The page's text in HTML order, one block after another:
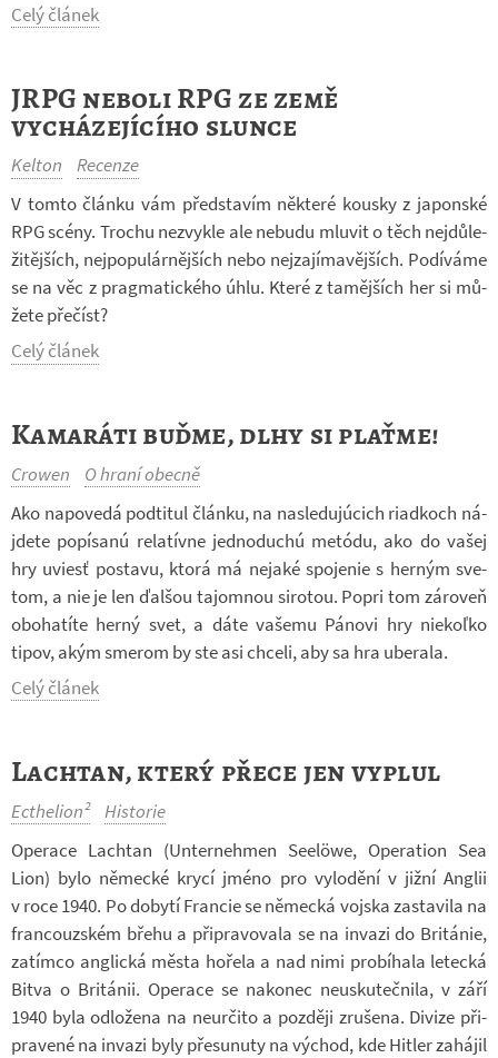
Celý článek
JRPG neboli RPG ze země
vycházejícího slunce
Kelton
Recenze
V tomto článku vám před­sta­vím ně­které kousky z ja­pon­ské
RPG scény. Tro­chu ne­zvykle ale ne­budu mlu­vit o těch nej­dů­le­
ži­těj­ších, nej­po­pu­lár­něj­ších nebo nej­za­jí­ma­věj­ších. Po­dí­váme
se na věc z prag­ma­tic­kého úhlu. Které z ta­měj­ších her si mů­
žete pře­číst?
Celý článek
Kamaráti buďme, dlhy si plaťme!
Crowen
O hraní obecně
Ako na­po­vedá podti­tul článku, na na­sle­duj­úcich ri­a­d­koch ná­
jdete po­pí­sanú re­la­tívne jed­no­du­chú me­tódu, ako do vašej
hry uviesť po­stavu, ktorá má nejaké spo­je­nie s her­ným sve­
tom, a nie je len ďal­šou ta­jomnou si­ro­tou. Popri tom zá­ro­veň
obo­ha­títe herný svet, a dáte va­šemu Pá­novi hry niekoľko
tipov, akým sme­rom by ste asi chceli, aby sa hra ube­rala.
Celý článek
Lachtan, který přece jen vyplul
Ecthelion² Historie
Ope­race Lach­tan (Un­ter­ne­hmen Seelöwe, Ope­ration Sea
Lion) bylo ně­mecké krycí jméno pro vy­lo­dění v jižní An­g­lii
v roce 1940. Po do­bytí Fran­cie se ně­mecká voj­ska za­sta­vila na
fran­couz­ském břehu a při­pra­vo­vala se na in­vazi do Bri­tá­nie,
za­tímco an­g­lická města ho­řela a nad nimi pro­bí­hala le­tecká
Bitva o Bri­tá­nii. Ope­race se na­ko­nec ne­u­sku­teč­nila, v září
1940 byla od­lo­žena na ne­u­r­čito a poz­ději zru­šena. Di­vize při­
pra­vené na in­vazi byly pře­su­nuty na vý­chod, kde Hit­ler za­há­jil